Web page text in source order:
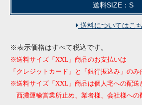
送料SIZE：S
送料についてはこ
※表示価格はすべて税込です。
※送料サイズ「XXL」商品のお支払いは
「クレジットカード」と「銀行振込み」のみ
※送料サイズ「XXL」商品は個人宅への配送
西濃運輸営業所止め、業者様、会社様への